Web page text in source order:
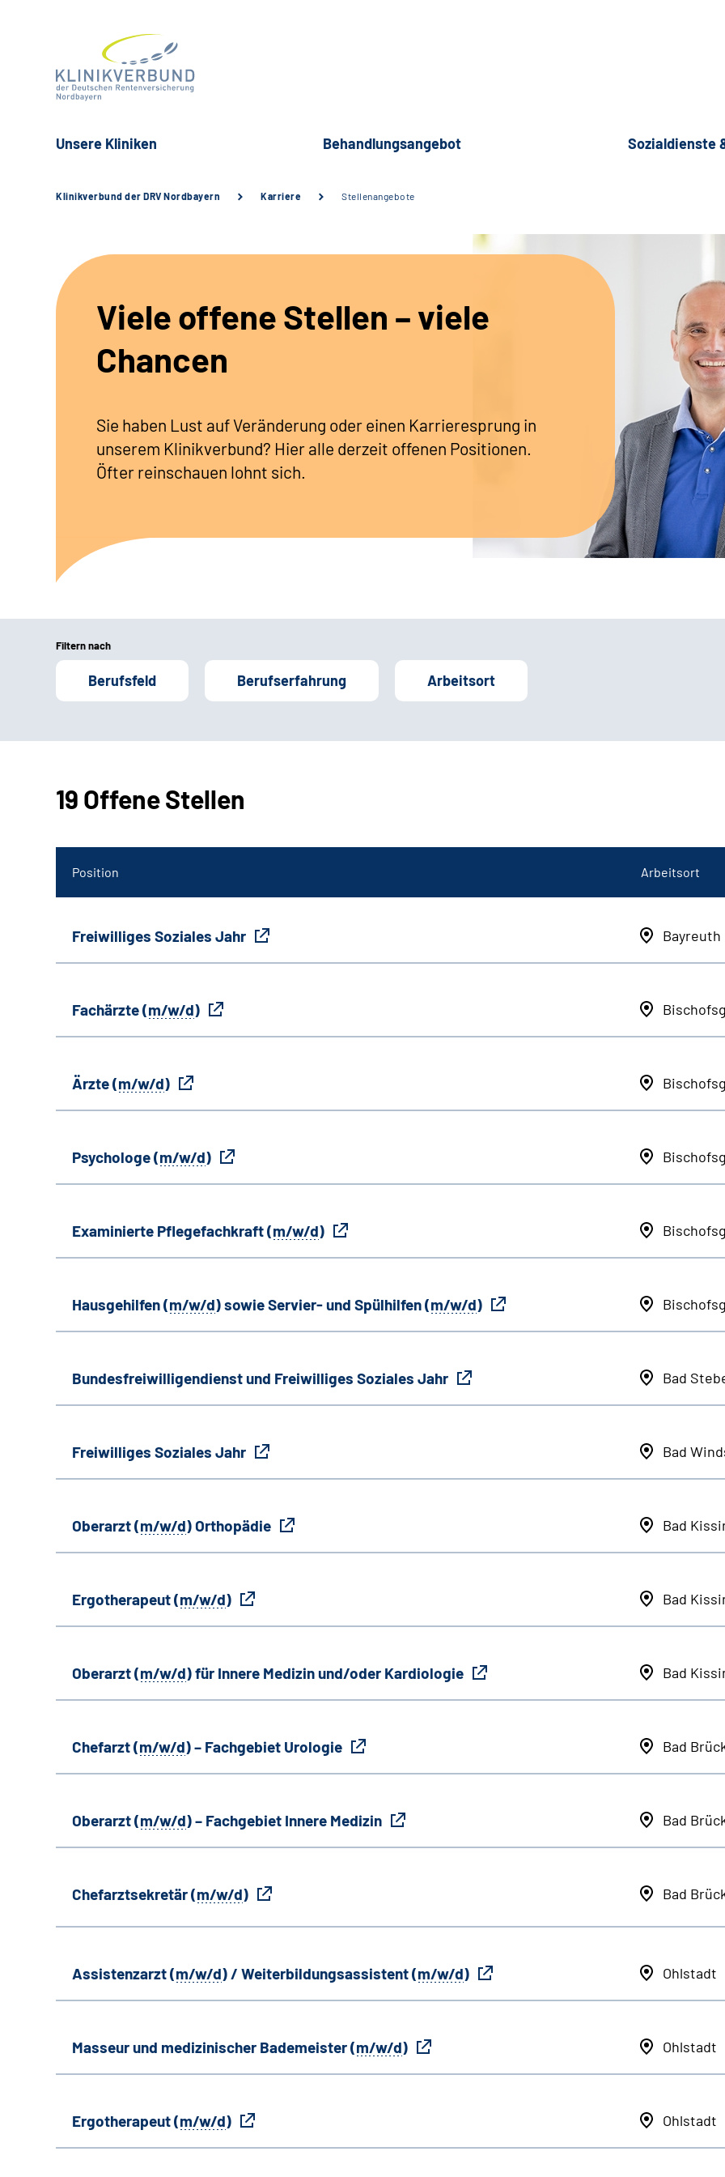
Unsere Kliniken Behandlungsangebot Sozialdienste
Klinikverbund der DRV Nordbayern Karriere Stellenangebote
Viele offene Stellen – viele
Chancen
Sie haben Lust auf Veränderung oder einen Karrieresprung in
unserem Klinikverbund? Hier alle derzeit offenen Positionen.
Öfter reinschauen lohnt sich.
Filtern nach
Berufsfeld Berufserfahrung Arbeitsort
19 Offene Stellen
Position Arbeitsort
Freiwilliges Soziales Jahr Bayreuth
Fachärzte (m/w/d)
Ärzte (m/w/d)
Psychologe (m/w/d)
Examinierte Pflegefachkraft (m/w/d)
Hausgehilfen (m/w/d) sowie Servier- und Spülhilfen (m/w/d)
Bundesfreiwilligendienst und Freiwilliges Soziales Jahr Bad
Freiwilliges Soziales Jahr Bad
Oberarzt (m/w/d) Orthopädie Bad
Ergotherapeut (m/w/d) Bad
Oberarzt (m/w/d) für Innere Medizin und/oder Kardiologie Bad
Chefarzt (m/w/d) – Fachgebiet Urologie Bad
Oberarzt (m/w/d) – Fachgebiet Innere Medizin Bad
Chefarztsekretär (m/w/d) Bad
Assistenzarzt (m/w/d) / Weiterbildungsassistent (m/w/d) Ohlstadt
Masseur und medizinischer Bademeister (m/w/d) Ohlstadt
Ergotherapeut (m/w/d) Ohlstadt